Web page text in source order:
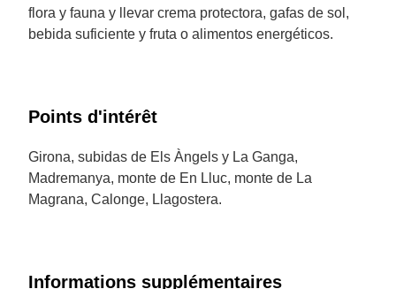
flora y fauna y llevar crema protectora, gafas de sol,
bebida suficiente y fruta o alimentos energéticos.
Points d'intérêt
Girona, subidas de Els Àngels y La Ganga,
Madremanya, monte de En Lluc, monte de La
Magrana, Calonge, Llagostera.
Informations supplémentaires